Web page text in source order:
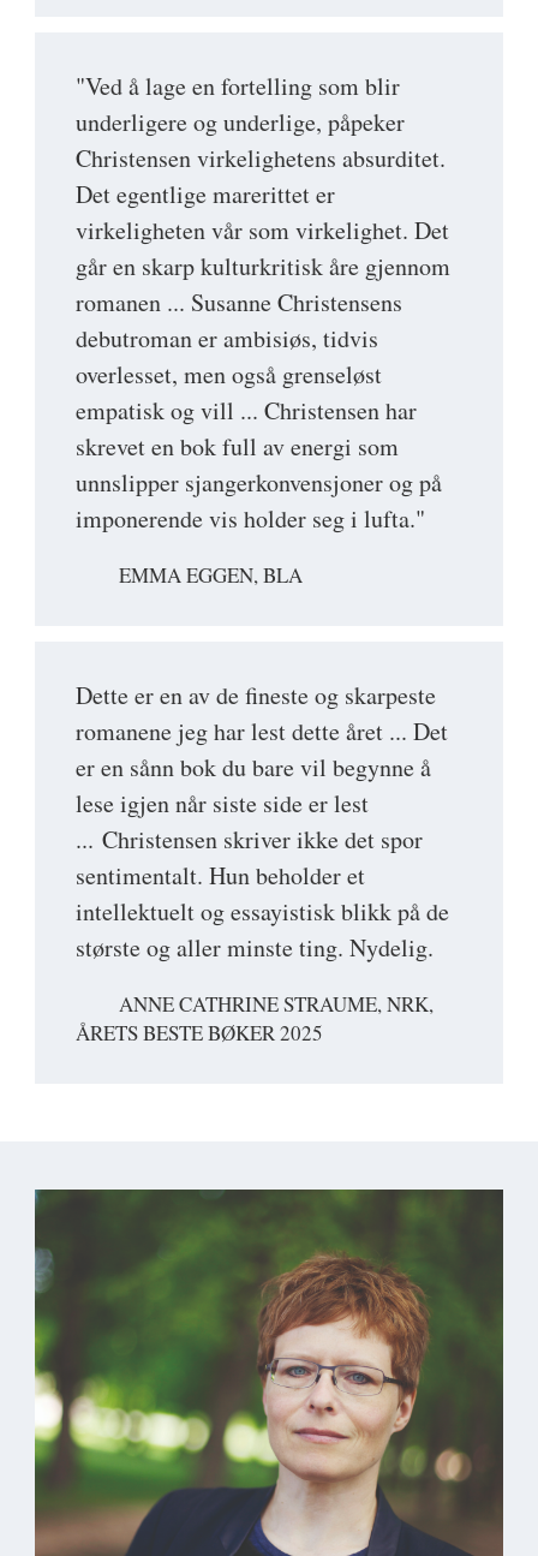
"Ved å lage en fortelling som blir
underligere og underlige, påpeker
Christensen virkelighetens absurditet.
Det egentlige marerittet er
virkeligheten vår som virkelighet. Det
går en skarp kulturkritisk åre gjennom
romanen ... Susanne Christensens
debutroman er ambisiøs, tidvis
overlesset, men også grenseløst
empatisk og vill ... Christensen har
skrevet en bok full av energi som
unnslipper sjangerkonvensjoner og på
imponerende vis holder seg i lufta."
EMMA EGGEN, BLA
Dette er en av de fineste og skarpeste
romanene jeg har lest dette året ... Det
er en sånn bok du bare vil begynne å
lese igjen når siste side er lest
... Christensen skriver ikke det spor
sentimentalt. Hun beholder et
intellektuelt og essayistisk blikk på de
største og aller minste ting. Nydelig.
ANNE CATHRINE STRAUME, NRK,
ÅRETS BESTE BØKER 2025